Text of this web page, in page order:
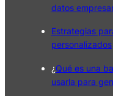
datos
Estrategias
personalizados
¿Qué es una
usarla para